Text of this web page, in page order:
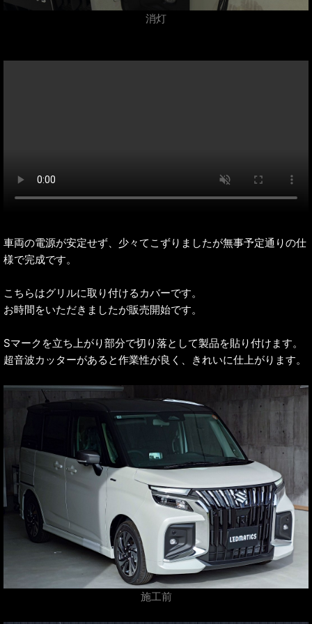
消灯
車両の電源が安定せず、少々てこずりましたが無事予定通りの仕
様で完成です。
こちらはグリルに取り付けるカバーです。
お時間をいただきましたが販売開始です。
Sマークを立ち上がり部分で切り落として製品を貼り付けます。
超音波カッターがあると作業性が良く、きれいに仕上がります。
施工前